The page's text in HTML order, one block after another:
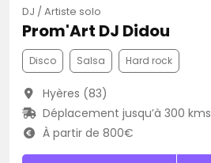
DJ / Artiste solo
Prom'Art DJ Didou
Disco Salsa Hard rock
Hyères (83)
Déplacement jusqu’à 300 kms
À partir de 800€